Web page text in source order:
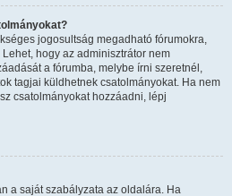
jogosultság megadható fórumokra,
hogy az adminisztrátor nem
a fórumba, melybe írni szeretnél,
tagjai küldhetnek csatolmányokat. Ha nem
csatolmányokat hozzáadni, lépj
a saját szabályzata az oldalára. Ha